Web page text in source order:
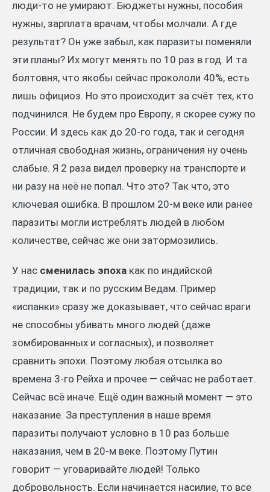
люди-то не умирают. Бюджеты нужны, пособия
нужны, зарплата врачам, чтобы молчали. А где
результат? Он уже забыл, как паразиты поменяли
эти планы? Их могут менять по 10 раз в год. И та
болтовня, что якобы сейчас прокололи 40%, есть
лишь официоз. Но это происходит за счёт тех, кто
подчинился. Не будем про Европу, я скорее сужу по
России. И здесь как до 20-го года, так и сегодня
отличная свободная жизнь, ограничения ну очень
слабые. Я 2 раза видел проверку на транспорте и
ни разу на неё не попал. Что это? Так что, это
ключевая ошибка. В прошлом 20-м веке или ранее
паразиты могли истреблять людей в любом
количестве, сейчас же они затормозились.
У нас сменилась эпоха как по индийской
традиции, так и по русским Ведам. Пример
«испанки» сразу же доказывает, что сейчас враги
не способны убивать много людей (даже
зомбированных и согласных), и позволяет
сравнить эпохи. Поэтому любая отсылка во
времена 3-го Рейха и прочее — сейчас не работает.
Сейчас всё иначе. Ещё один важный момент — это
наказание. За преступления в наше время
паразиты получают условно в 10 раз больше
наказания, чем в 20-м веке. Поэтому Путин
говорит — уговаривайте людей! Только
добровольность. Если начинается насилие, то все